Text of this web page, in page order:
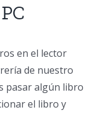
en el lector
de nuestro
pasar algún libro
el libro y